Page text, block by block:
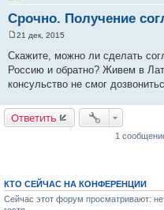
Срочно. Получение
о
о
б
щ
е
и
е
21 дек, 2015
Скажите, можно ли сделать
Россию и обратно? Живем в
консульство не смог
Ответить
1
КТО СЕЙЧАС НА КОНФЕРЕНЦИИ
Сейчас этот форум просматривают: